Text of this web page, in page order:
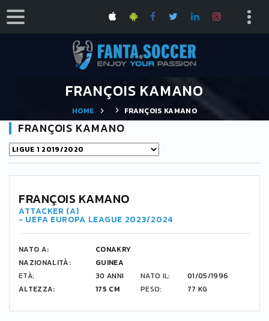
FRANÇOIS KAMANO
HOME FRANÇOIS KAMANO
FRANÇOIS KAMANO
FRANÇOIS KAMANO
ATTACKER (A)
- UEFA EUROPA LEAGUE 2023/2024
NATO A:
CONAKRY
NAZIONALITÀ:
GUINEA
ETÀ:
30 ANNI NATO IL:
01/05/1996
ALTEZZA:
175 CM PESO: 77 KG